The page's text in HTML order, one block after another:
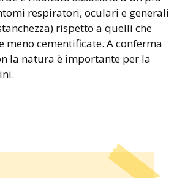
respiratori, oculari e generali
rispetto a quelli che
meno cementificate. A conferma
la natura è importante per la